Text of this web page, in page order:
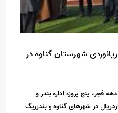
شهرستان گناوه در
فجر، پنج پروژه اداره بندر و
با اعتبار ۳۱۰ میلیاردریال در شهرهای گناوه و بندرریگ‌